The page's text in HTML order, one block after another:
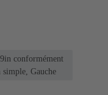
conformément
Gauche